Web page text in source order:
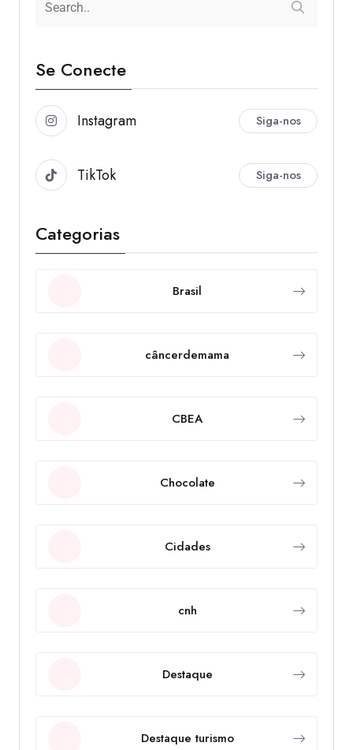
Se Conecte
Instagram Siga-nos
TikTok Siga-nos
Categorias
Brasil
câncerdemama
CBEA
Chocolate
Cidades
cnh
Destaque
Destaque turismo